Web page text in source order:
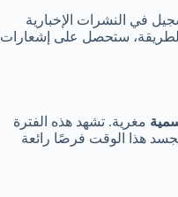
في النشرات الإخبارية
ستحصل على إشعارات
مغرية. تشهد هذه الفترة
هذا الوقت فرصًا رائعة